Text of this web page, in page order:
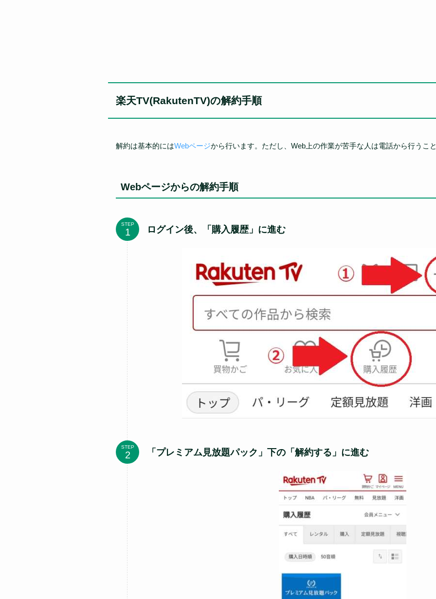
楽天TV(RakutenTV)の解約手順
解約は基本的にはWebページから行います。ただし、Web上の作業が苦手な人は電話から行うこと
Webページからの解約手順
STEP
ログイン後、「購入履歴」に進む
STEP
「プレミアム見放題パック」下の「解約する」に進む